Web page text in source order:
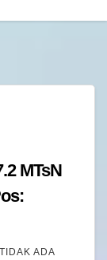
MTsN
TIDAK ADA